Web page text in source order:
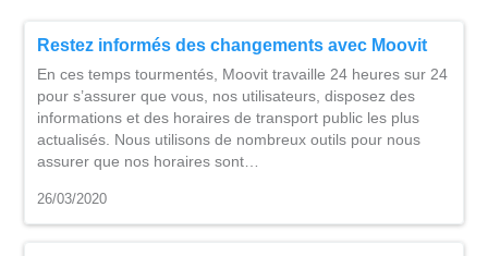
Restez informés des changements avec Moovit
En ces temps tourmentés, Moovit travaille 24 heures sur 24
pour s’assurer que vous, nos utilisateurs, disposez des
informations et des horaires de transport public les plus
actualisés. Nous utilisons de nombreux outils pour nous
assurer que nos horaires sont…
26/03/2020